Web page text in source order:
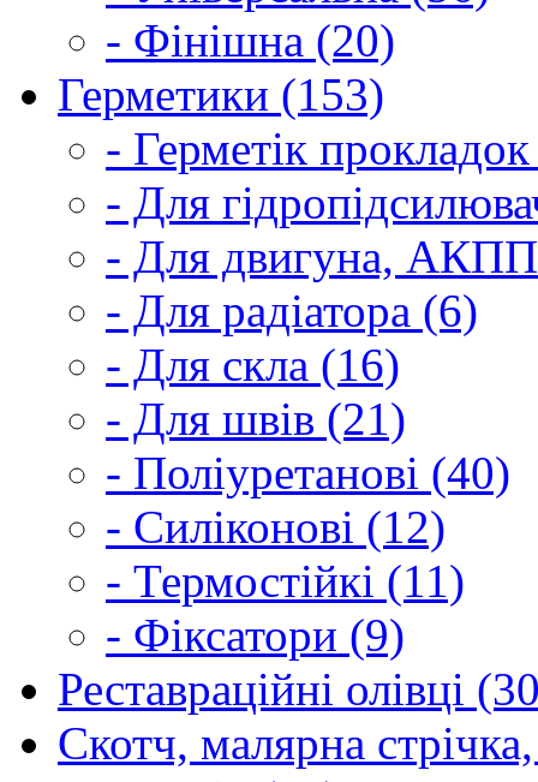
- Фінішна (20)
Герметики (153)
- Герметік
- Для
- Для двигуна,
- Для радіатора (6)
- Для скла (16)
- Для швів (21)
- Поліуретанові (40)
- Силіконові (12)
- Термостійкі (11)
- Фіксатори (9)
Реставраційні олівці
Скотч, малярна